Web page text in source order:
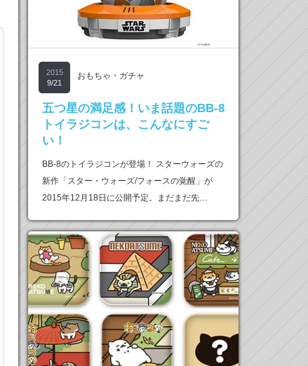
2015
9/21
おもちゃ・ガチャ
五つ星の満足感！いま話題のBB-8
トイラジコンは、こんなにすご
い！
BB-8のトイラジコンが登場！ スターウォーズの
新作「スター・ウォーズ/フォースの覚醒」が
2015年12月18日に公開予定。まだまだ先…